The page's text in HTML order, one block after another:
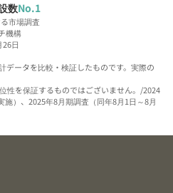
数No.1
市場調査
機構
日
データを比較・検証したものです。実際の
性を保証するものではございません。/2024
）、2025年8月期調査（同年8月1日～8月